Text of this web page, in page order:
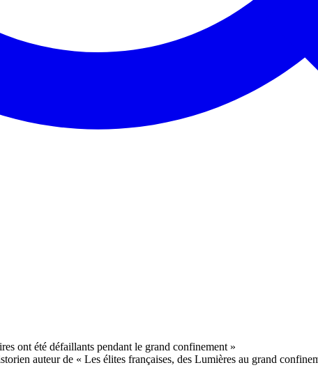
auteur de « Les élites françaises, des Lumières au grand